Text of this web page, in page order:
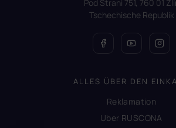
Pod Strani 751, 760 01
Tschechische Republik
ALLES ÜBER DEN
Reklamation
Uber RUSCONA